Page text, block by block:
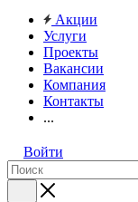
Акции
Услуги
Проекты
Вакансии
Компания
Контакты
...
Войти